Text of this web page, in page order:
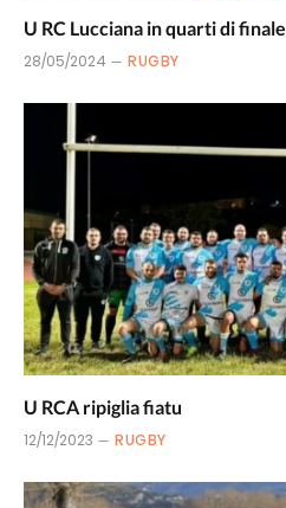
U RC Lucciana in quarti di finale
28/05/2024 RUGBY
U RCA ripiglia fiatu
12/12/2023 RUGBY